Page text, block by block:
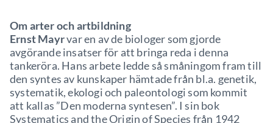
Om arter och artbildning
Ernst Mayrvar en av de biologer som gjorde
avgörande insatser för att bringa reda i denna
tankeröra. Hans arbete ledde så småningom fram till
den syntes av kunskaper hämtade från bl.a. genetik,
systematik, ekologi och paleontologi som kommit
att kallas ”Den moderna syntesen”. I sin bok
Systematics and the Origin of Species från 1942